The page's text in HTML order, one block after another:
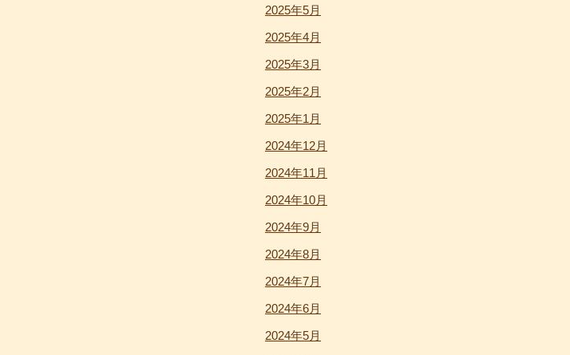
2025年5月
2025年4月
2025年3月
2025年2月
2025年1月
2024年12月
2024年11月
2024年10月
2024年9月
2024年8月
2024年7月
2024年6月
2024年5月